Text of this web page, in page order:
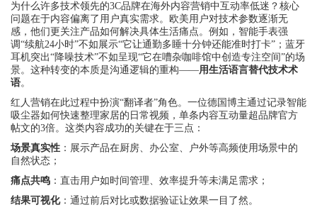
为什么许多技术领先的3C品牌在海外内容营销中互动率低迷？核心
问题在于内容偏离了用户真实需求。欧美用户对技术参数逐渐无
感，他们更关注产品如何解决具体生活痛点。例如，智能手表强
调“续航24小时”不如展示“它让通勤多睡十分钟还能准时打卡”；蓝牙
耳机突出“降噪技术”不如呈现“它在嘈杂咖啡馆中创造专注空间”的场
景。这种转变的本质是沟通逻辑的重构——用生活语言替代技术术
语。
红人营销在此过程中扮演“翻译者”角色。一位德国博主通过记录智能
吸尘器如何快速整理家居的日常视频，单条内容互动量超品牌官方
帖文的3倍。这类内容成功的关键在于三点：
场景真实性 ：展示产品在厨房、办公室、户外等高频使用场景中的
自然状态；
痛点共鸣 ：直击用户如时间管理、效率提升等未满足需求；
结果可视化：通过前后对比或数据验证让效果一目了然。